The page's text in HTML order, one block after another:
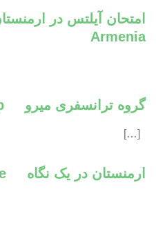
Armenia
گروه ترانسفری میرو Miro Travel Group
[…]
ارمنستان در یک نگاه Armenia at a glance